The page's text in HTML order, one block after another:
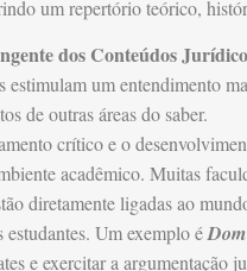
um repertório teórico,
dos Conteúdos
estimulam um entendimento
de outras áreas do saber.
crítico e o
acadêmico. Muitas
diretamente ligadas ao
estudantes. Um exemplo é
e exercitar a argumentação